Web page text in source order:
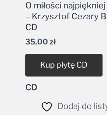
O miłości
– Krzysztof Cezary
CD
35,00 zł
Kup płytę CD
CD
Dodaj do